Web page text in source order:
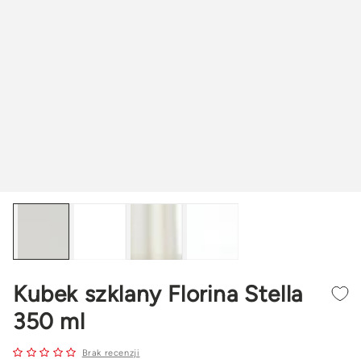
Kubek szklany Florina Stella
350 ml
Brak recenzji